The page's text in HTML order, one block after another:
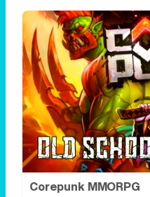
Corepunk MMORPG